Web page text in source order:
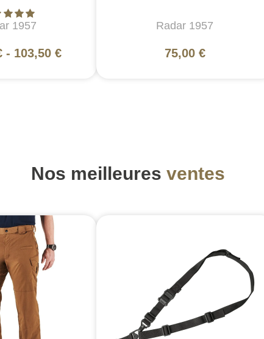
1957
- 103,50 €
Radar 1957
75,00 €
Nos meilleures ventes